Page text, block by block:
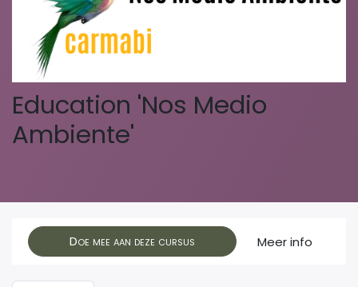
Education 'Nos Medio
Ambiente'
Doe mee aan deze cursus Meer info